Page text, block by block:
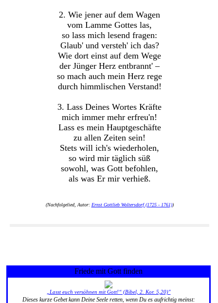
2. Wie jener auf dem Wagen
vom Lamme Gottes las,
so lass mich lesend fragen:
Glaub' und versteh' ich das?
Wie dort einst auf dem Wege
der Jünger Herz entbrannt' –
so mach auch mein Herz rege
durch himmlischen Verstand!
3. Lass Deines Wortes Kräfte
mich immer mehr erfreu'n!
Lass es mein Hauptgeschäfte
zu allen Zeiten sein!
Stets will ich's wiederholen,
so wird mir täglich süß
sowohl, was Gott befohlen,
als was Er mir verhieß.
(Nachfolgelied, Autor: Ernst Gottlieb Woltersdorf (1725 - 1761))
Friede mit Gott finden
„Lasst euch versöhnen mit Gott!“ (Bibel, 2. Kor. 5,20)"
Dieses kurze Gebet kann Deine Seele retten, wenn Du es aufrichtig meinst: